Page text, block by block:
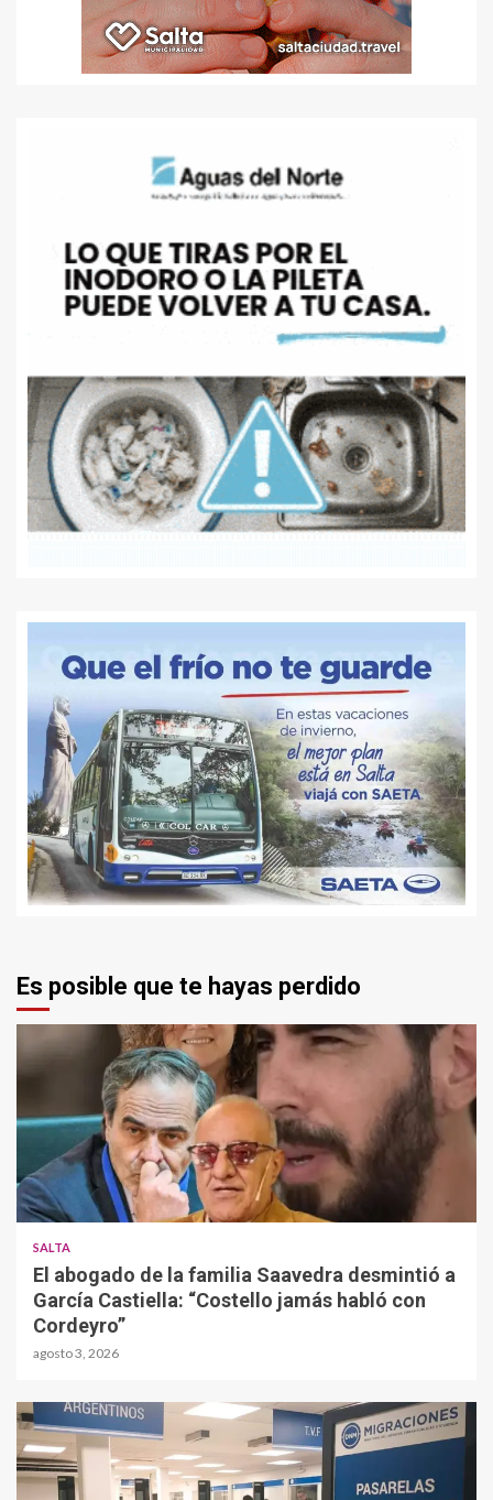
Es posible que te hayas perdido
SALTA
El abogado de la familia Saavedra desmintió a
García Castiella: “Costello jamás habló con
Cordeyro”
agosto 3, 2026